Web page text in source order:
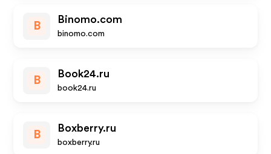
B
Binomo.com
binomo.com
B
Book24.ru
book24.ru
B
Boxberry.ru
boxberry.ru